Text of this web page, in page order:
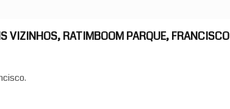
VIZINHOS, RATIMBOOM PARQUE, FRANCISCO